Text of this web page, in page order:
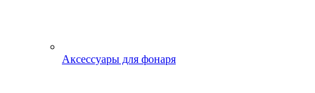
Аксессуары для фонаря